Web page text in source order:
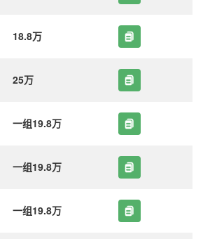
18.8万
25万
一组19.8万
一组19.8万
一组19.8万